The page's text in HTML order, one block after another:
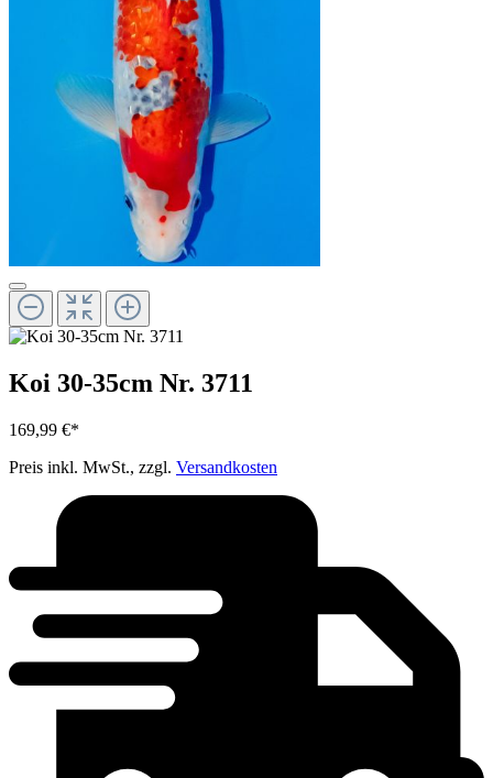
Koi 30-35cm Nr. 3711
169,99 €*
Preis inkl. MwSt., zzgl. Versandkosten